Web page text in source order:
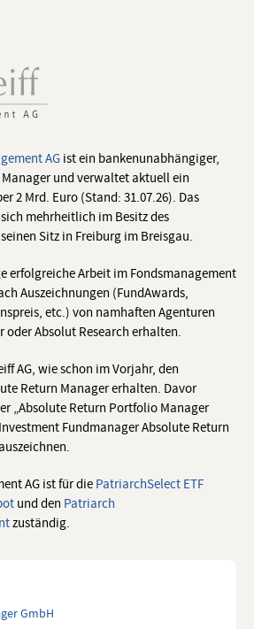
AG ist ein bankenunabhängiger,
und verwaltet aktuell ein
2 Mrd. Euro (Stand: 31.07.26). Das
mehrheitlich im Besitz des
Sitz in Freiburg im Breisgau.
erfolgreiche Arbeit im Fondsmanagement
Auszeichnungen (FundAwards,
etc.) von namhaften Agenturen
Absolut Research erhalten.
AG, wie schon im Vorjahr, den
Return Manager erhalten. Davor
„Absolute Return Portfolio Manager
Fundmanager Absolute Return
AG ist für die PatriarchSelect ETF
und den Patriarch
zuständig.
GmbH